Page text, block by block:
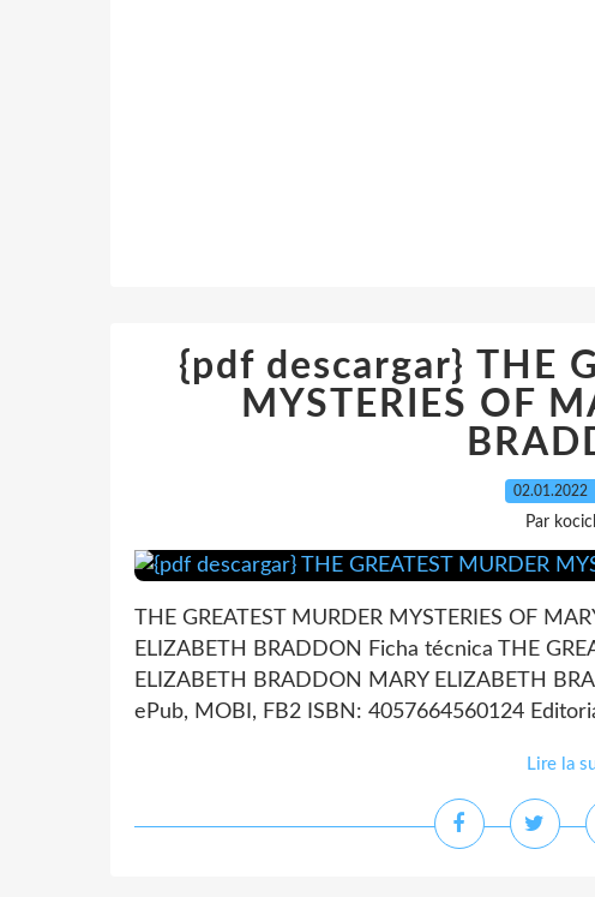
{pdf descargar} THE
MYSTERIES OF
02.01.2022
Par
THE GREATEST MURDER MYSTERIES OF
ELIZABETH BRADDON Ficha técnica THE
ELIZABETH BRADDON MARY ELIZABETH
ePub, MOBI, FB2 ISBN: 4057664560124
Lire la